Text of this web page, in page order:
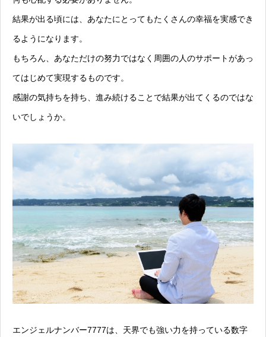
結果が出る頃には、あなたにとってもたくさんの幸福を実感でき
るようになります。
もちろん、あなただけの努力ではなく周囲の人のサポートがあっ
てはじめて実現するものです。
感謝の気持ちを持ち、進み続けることで結果が出てくるのではな
いでしょうか。
エンジェルナンバー7777は、天界でも強い力を持っている数字